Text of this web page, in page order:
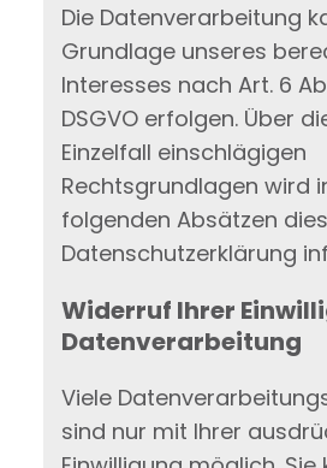
Die Datenverarbeitung
Grundlage unseres
Interesses nach Art. 6
DSGVO erfolgen. Über
Einzelfall einschlägigen
Rechtsgrundlagen wird
folgenden Absätzen
Datenschutzerklärung
Widerruf Ihrer
Datenverarbeitung
Viele
sind nur mit Ihrer